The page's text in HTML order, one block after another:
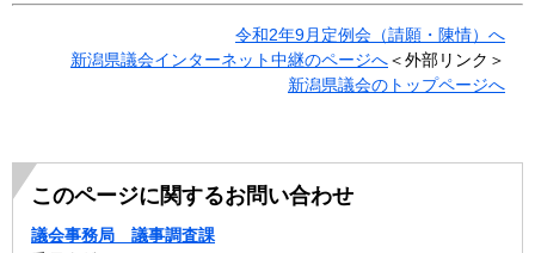
令和2年9月定例会（請願・陳情）へ
新潟県議会インターネット中継のページへ＜外部リンク＞
新潟県議会のトップページへ
このページに関するお問い合わせ
議会事務局 議事調査課